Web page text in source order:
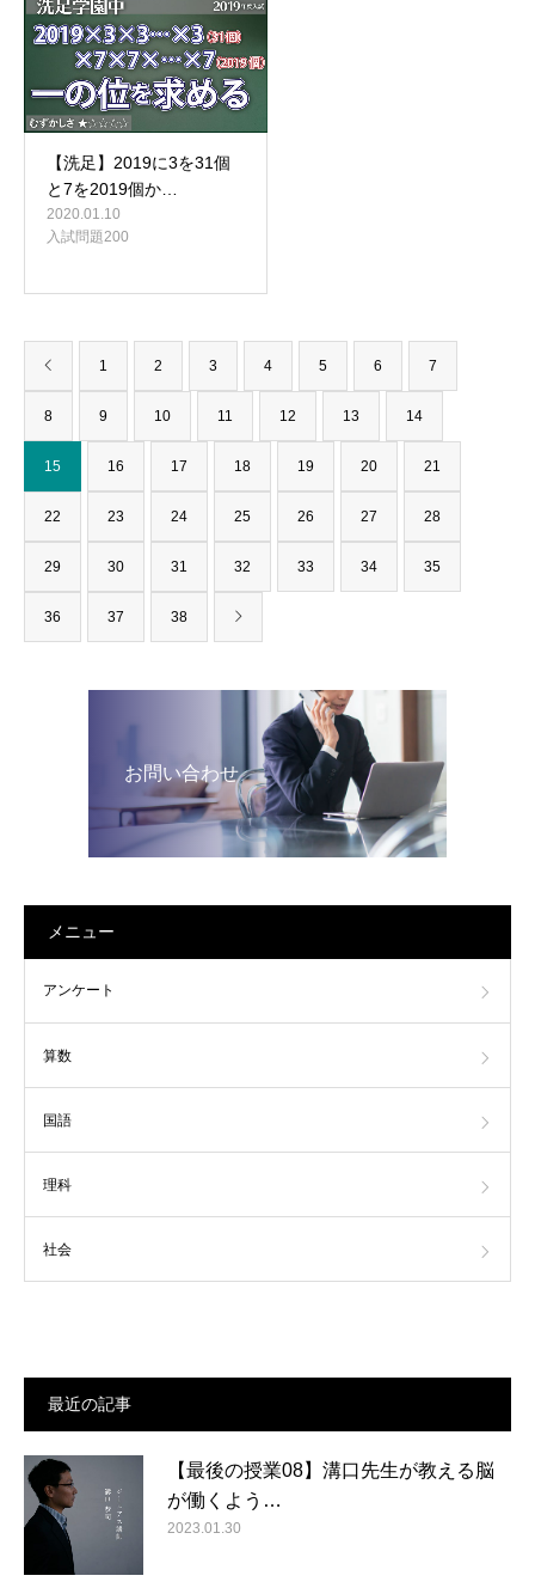
【洗足】2019に3を31個
と7を2019個か…
2020.01.10
入試問題200
1 2 3 4 5 6 7
8 9 10 11 12 13 14
15 16 17 18 19 20 21
22 23 24 25 26 27 28
29 30 31 32 33 34 35
36 37 38
お問い合わせ
メニュー
アンケート
算数
国語
理科
社会
最近の記事
【最後の授業08】溝口先生が教える脳
が働くよう…
2023.01.30